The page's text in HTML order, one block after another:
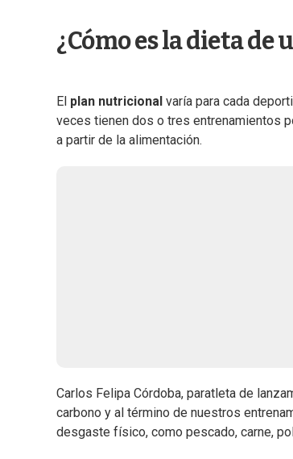
¿Cómo es la dieta
El plan nutricional varía para cada
veces tienen dos o tres entrenamientos
a partir de la alimentación.
Carlos Felipa Córdoba, paratleta de
carbono y al término de nuestros
desgaste físico, como pescado, carne,